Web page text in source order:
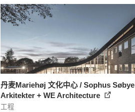
丹麦Mariehøj 文化中心 / Sophus Søbye
Arkitekter + WE Architecture
工程